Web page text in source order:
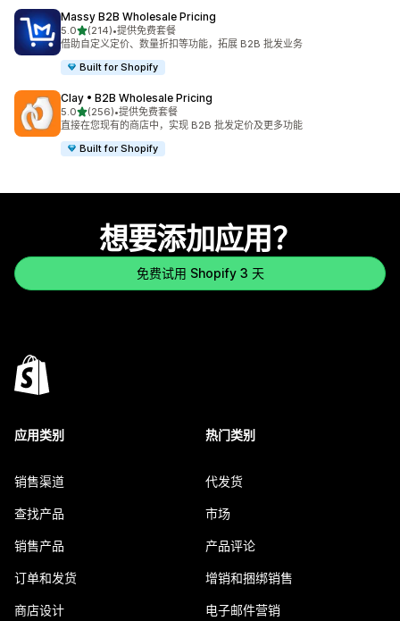
Massy B2B Wholesale Pricing
5.0星（满分 5 星）
(214)
总共 214 条评论
•提供免费套餐
借助自定义定价、数量折扣等功能，拓展 B2B 批发业务
Built for Shopify
Clay • B2B Wholesale Pricing
5.0星（满分 5 星）
(256)
总共 256 条评论
•提供免费套餐
直接在您现有的商店中，实现 B2B 批发定价及更多功能
Built for Shopify
想要添加应用？
免费试用 Shopify 3 天
应用类别
销售渠道
查找产品
销售产品
订单和发货
商店设计
热门类别
代发货
市场
产品评论
增销和捆绑销售
电子邮件营销